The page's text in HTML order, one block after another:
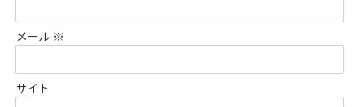
メール ※
サイト